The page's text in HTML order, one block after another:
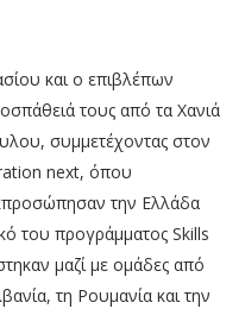
και ο επιβλέπων
τους από τα Χανιά
συμμετέχοντας στον
next, όπου
την Ελλάδα
του προγράμματος Skills
μαζί με ομάδες από
τη Ρουμανία και την